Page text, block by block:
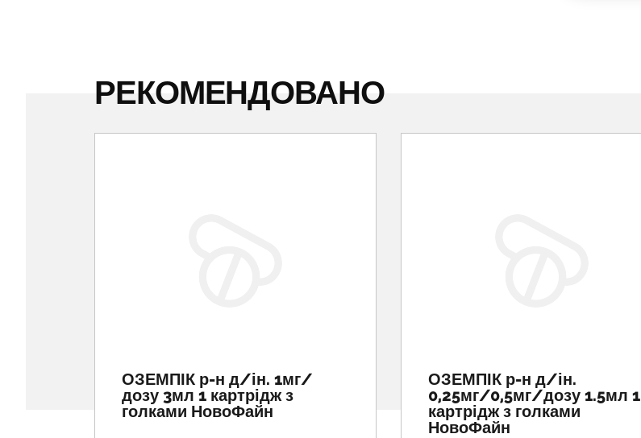
РЕКОМЕНДОВАНО
ОЗЕМПІК р-н д/ін. 1мг/
дозу 3мл 1 картрідж з
голками НовоФайн
ОЗЕМПІК р-н д/ін.
0,25мг/0,5мг/дозу 1.5мл 1
картрідж з голками
НовоФайн